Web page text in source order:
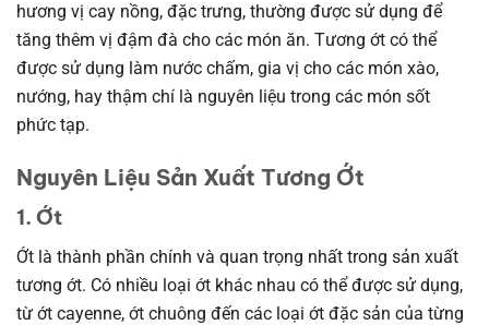
hương vị cay nồng, đặc trưng, thường được sử dụng để
tăng thêm vị đậm đà cho các món ăn. Tương ớt có thể
được sử dụng làm nước chấm, gia vị cho các món xào,
nướng, hay thậm chí là nguyên liệu trong các món sốt
phức tạp.
Nguyên Liệu Sản Xuất Tương Ớt
1. Ớt
Ớt là thành phần chính và quan trọng nhất trong sản xuất
tương ớt. Có nhiều loại ớt khác nhau có thể được sử dụng,
từ ớt cayenne, ớt chuông đến các loại ớt đặc sản của từng